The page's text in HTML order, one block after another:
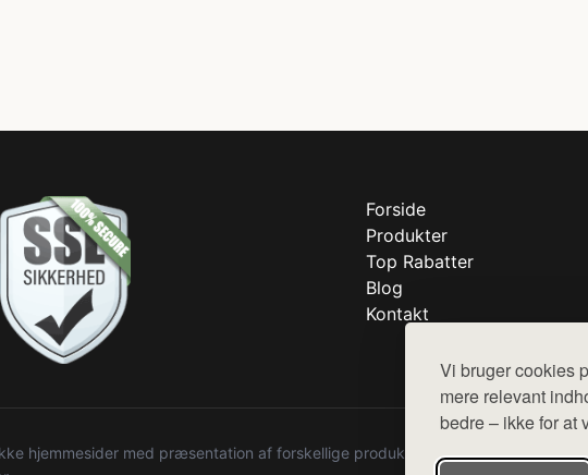
Vi bruger cookies
mere relevant
bedre – ikke for at
Forside
Produkter
Top Rabatter
Blog
Kontakt
hjemmesider med præsentation af forskellige produkter fra diverse